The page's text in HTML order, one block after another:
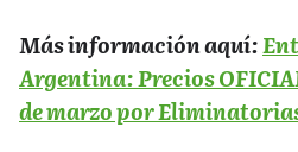
Más información aquí:
Argentina: Precios
de marzo por